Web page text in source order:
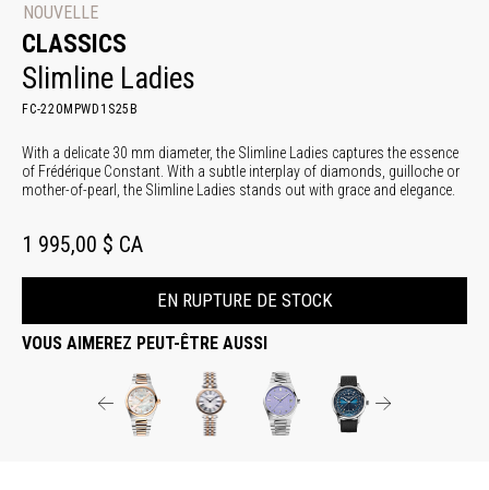
NOUVELLE
CLASSICS
Slimline Ladies
FC-220MPWD1S25B
With a delicate 30 mm diameter, the Slimline Ladies captures the essence
of Frédérique Constant. With a subtle interplay of diamonds, guilloche or
mother-of-pearl, the Slimline Ladies stands out with grace and elegance.
1 995,00 $ CA
EN RUPTURE DE STOCK
VOUS AIMEREZ PEUT-ÊTRE AUSSI